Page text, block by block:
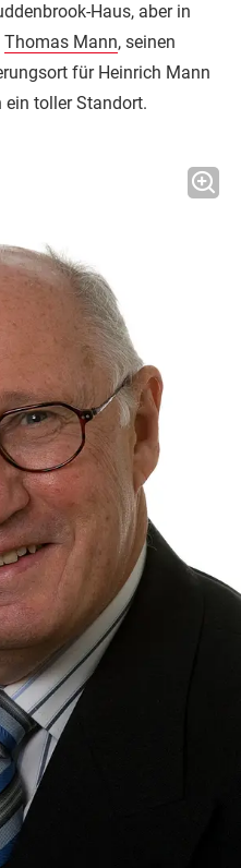
Haus, aber in
Thomas Mann, seinen
für Heinrich Mann
toller Standort.